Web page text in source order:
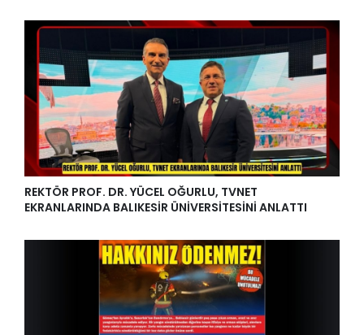
REKTÖR PROF. DR. YÜCEL OĞURLU, TVNET
EKRANLARINDA BALIKESİR ÜNİVERSİTESİNİ ANLATTI